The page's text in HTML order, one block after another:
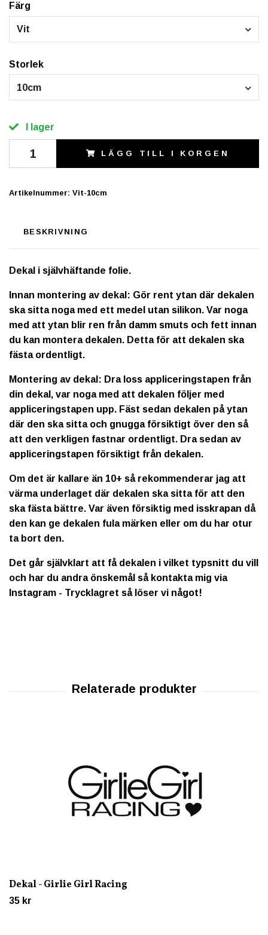
Färg
Vit
Storlek
10cm
I lager
LÄGG TILL I KORGEN
Artikelnummer: Vit-10cm
BESKRIVNING
Dekal i självhäftande folie.
Innan montering av dekal: Gör rent ytan där dekalen
ska sitta noga med ett medel utan silikon. Var noga
med att ytan blir ren från damm smuts och fett innan
du kan montera dekalen. Detta för att dekalen ska
fästa ordentligt.
Montering av dekal: Dra loss appliceringstapen från
din dekal, var noga med att dekalen följer med
appliceringstapen upp. Fäst sedan dekalen på ytan
där den ska sitta och gnugga försiktigt över den så
att den verkligen fastnar ordentligt. Dra sedan av
appliceringstapen försiktigt från dekalen.
Om det är kallare än 10+ så rekommenderar jag att
värma underlaget där dekalen ska sitta för att den
ska fästa bättre. Var även försiktig med isskrapan då
den kan ge dekalen fula märken eller om du har otur
ta bort den.
Det går självklart att få dekalen i vilket typsnitt du vill
och har du andra önskemål så kontakta mig via
Instagram - Trycklagret så löser vi något!
Dekal - Girlie Girl Racing
35 kr